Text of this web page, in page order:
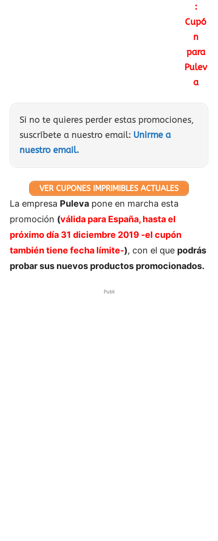
:
Cupó
n
para
Pulev
a
Si no te quieres perder estas promociones,
suscríbete a nuestro email: Unirme a
nuestro email.
VER CUPONES IMPRIMIBLES ACTUALES
La empresa Puleva pone en marcha esta
promoción (válida para España, hasta el
próximo día 31 diciembre 2019 -el cupón
también tiene fecha límite-), con el que podrás
probar sus nuevos productos promocionados.
Publi